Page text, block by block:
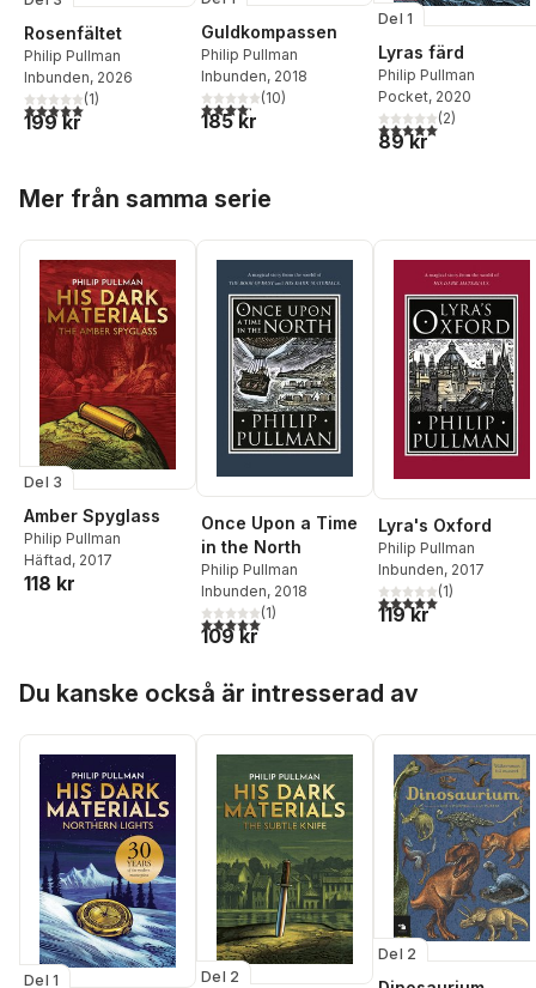
Rosenfältet
Philip Pullman
Inbunden, 2026
5,0utav 5 stjärnor. Totalt antal röster:
(1)
199 kr
Guldkompassen
Philip Pullman
Inbunden, 2018
4,2utav 5 stjärnor. Totalt antal röster:
(10)
185 kr
Del 1
Lyras färd
Philip Pullman
Pocket, 2020
5,0utav 5 stjärnor.
(2)
89 kr
Mer från samma serie
Del 3
Amber Spyglass
Philip Pullman
Häftad, 2017
118 kr
Once Upon a Time
in the North
Philip Pullman
Inbunden, 2018
5,0utav 5 stjärnor. Totalt antal röster:
(1)
109 kr
Lyra's Oxford
Philip Pullman
Inbunden, 2017
5,0utav 5 stjärnor.
(1)
119 kr
Du kanske också är intresserad av
Del 1 Del 2
Del 2